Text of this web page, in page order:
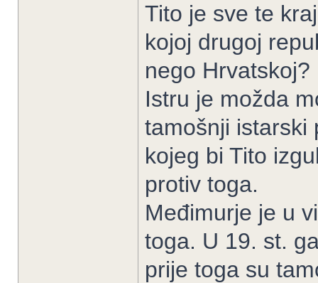
Tito je sve te
kojoj drugoj
nego Hrvatskoj?
Istru je možda
tamošnji istarski
kojeg bi Tito
protiv toga.
Međimurje je u
toga. U 19. st.
prije toga su